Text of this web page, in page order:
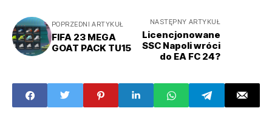
POPRZEDNI ARTYKUŁ
FIFA 23 MEGA
GOAT PACK TU15
NASTĘPNY ARTYKUŁ
Licencjonowane
SSC Napoli wróci
do EA FC 24?